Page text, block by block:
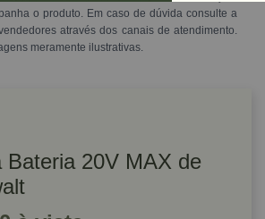
o produto. Em caso de dúvida consulte a
através dos canais de atendimento.
meramente ilustrativas.
Bateria 20V MAX de